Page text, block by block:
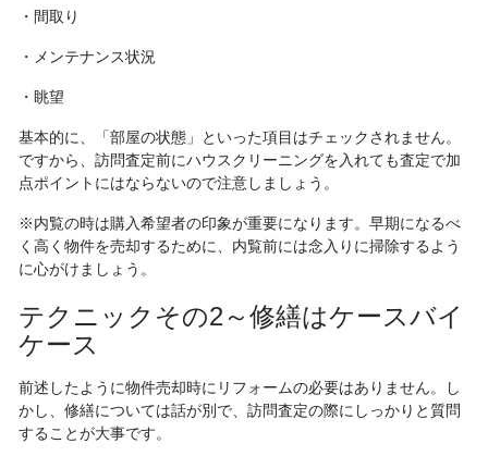
・間取り
・メンテナンス状況
・眺望
基本的に、「部屋の状態」といった項目はチェックされません。
ですから、訪問査定前にハウスクリーニングを入れても査定で加
点ポイントにはならないので注意しましょう。
※内覧の時は購入希望者の印象が重要になります。早期になるべ
く高く物件を売却するために、内覧前には念入りに掃除するよう
に心がけましょう。
テクニックその2～修繕はケースバイ
ケース
前述したように物件売却時にリフォームの必要はありません。し
かし、修繕については話が別で、訪問査定の際にしっかりと質問
することが大事です。